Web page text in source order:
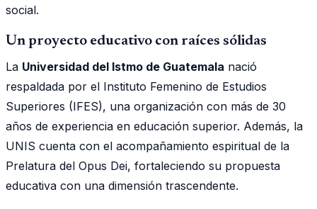
social.
Un proyecto educativo con raíces sólidas
La Universidad del Istmo de Guatemala nació
respaldada por el Instituto Femenino de Estudios
Superiores (IFES), una organización con más de 30
años de experiencia en educación superior. Además, la
UNIS cuenta con el acompañamiento espiritual de la
Prelatura del Opus Dei, fortaleciendo su propuesta
educativa con una dimensión trascendente.